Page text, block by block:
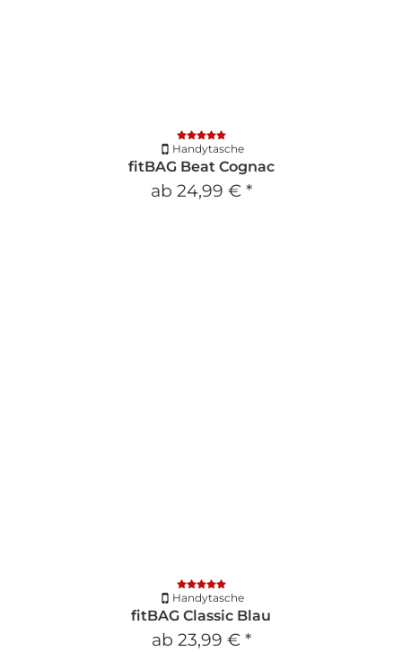
Handytasche
fitBAG Beat Cognac
ab 24,99 € *
Handytasche
fitBAG Classic Blau
ab 23,99 € *